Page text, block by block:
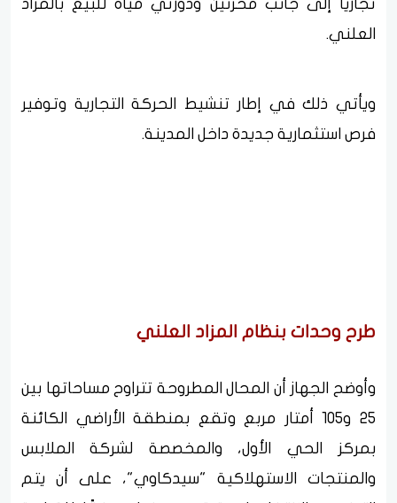
تجاريًا إلى جانب مخزنين ودورتي مياه للبيع بالمزاد
العلني.
ويأتي ذلك في إطار تنشيط الحركة التجارية وتوفير
فرص استثمارية جديدة داخل المدينة.
طرح وحدات بنظام المزاد العلني
وأوضح الجهاز أن المحال المطروحة تتراوح مساحاتها بين
25 و105 أمتار مربع وتقع بمنطقة الأراضي الكائنة
بمركز الحي الأول، والمخصصة لشركة الملابس
والمنتجات الاستهلاكية "سيدكاوي"، على أن يتم